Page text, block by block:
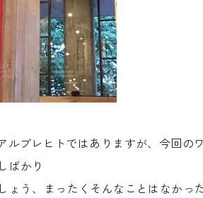
ルブレヒトではありますが、今回の
ばかり
ょう、まったくそんなことはなかっ